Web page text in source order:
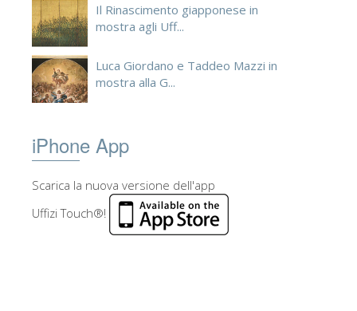
Il Rinascimento giapponese in
mostra agli Uff...
Luca Giordano e Taddeo Mazzi in
mostra alla G...
iPhone App
Scarica la nuova versione dell'app
Uffizi Touch®!